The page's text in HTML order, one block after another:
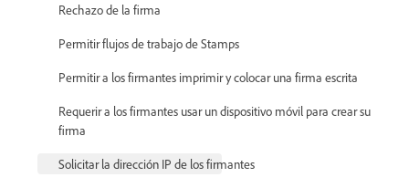
Rechazo de la firma
Permitir flujos de trabajo de Stamps
Permitir a los firmantes imprimir y colocar una firma escrita
Requerir a los firmantes usar un dispositivo móvil para crear su
firma
Solicitar la dirección IP de los firmantes